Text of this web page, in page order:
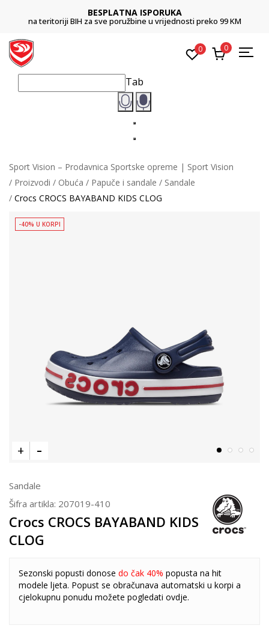
BESPLATNA ISPORUKA
na teritoriji BIH za sve poružbine u vrijednosti preko 99 KM
0 0
Tab
Sport Vision – Prodavnica Sportske opreme | Sport Vision
Proizvodi
Obuća Papuče i sandale
Sandale
Crocs CROCS BAYABAND KIDS CLOG
-40% U KORPI
Sandale
Šifra artikla: 207019-410
Crocs CROCS BAYABAND KIDS
CLOG
Sezonski popusti donose do čak 40% popusta na hit
modele ljeta. Popust se obračunava automatski u korpi a
cjelokupnu ponudu možete pogledati ovdje.